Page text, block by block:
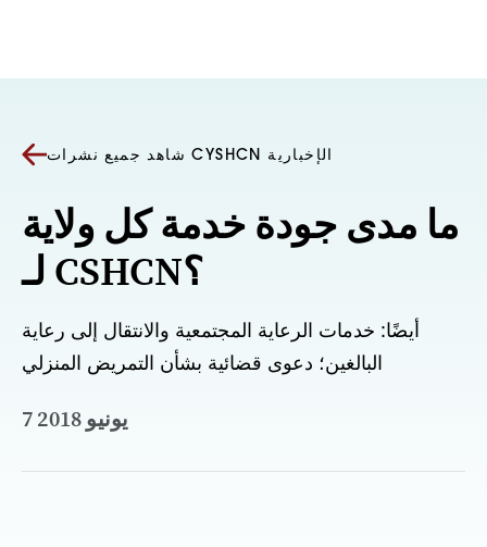
شاهد جميع نشرات CYSHCN الإخبارية
ما مدى جودة خدمة كل ولاية
لـ CSHCN؟
أيضًا: خدمات الرعاية المجتمعية والانتقال إلى رعاية
البالغين؛ دعوى قضائية بشأن التمريض المنزلي
7 يونيو 2018